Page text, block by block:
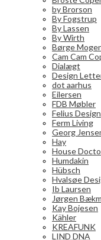
by Brorson
By Fogstrup
By Lassen
By Wirth
Børge
Cam Cam
Dialægt
Design
dot aarhus
Eilersen
FDB Møbler
Felius Design
Ferm Living
Georg
Hay
House
Humdakin
Hübsch
Hvalsøe
Ib Laursen
Jørgen
Kay Bojesen
Kähler
KREAFUNK
LIND DNA